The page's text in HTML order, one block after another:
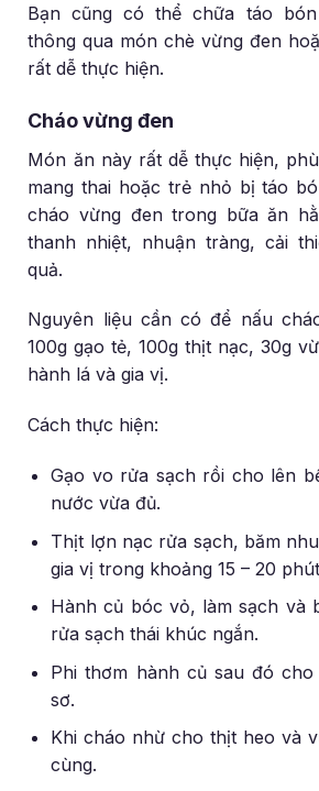
Bạn cũng có thể chữa táo
thông qua món chè vừng đen
rất dễ thực hiện.
Cháo vừng đen
Món ăn này rất dễ thực hiện,
mang thai hoặc trẻ nhỏ bị táo
cháo vừng đen trong bữa ăn
thanh nhiệt, nhuận tràng, cải
quả.
Nguyên liệu cần có để nấu
100g gạo tẻ, 100g thịt nạc, 30g
hành lá và gia vị.
Cách thực hiện:
Gạo vo rửa sạch rồi cho lên
nước vừa đủ.
Thịt lợn nạc rửa sạch, băm
gia vị trong khoảng 15 – 20
Hành củ bóc vỏ, làm sạch và
rửa sạch thái khúc ngắn.
Phi thơm hành củ sau đó
sơ.
Khi cháo nhừ cho thịt heo và
cùng.